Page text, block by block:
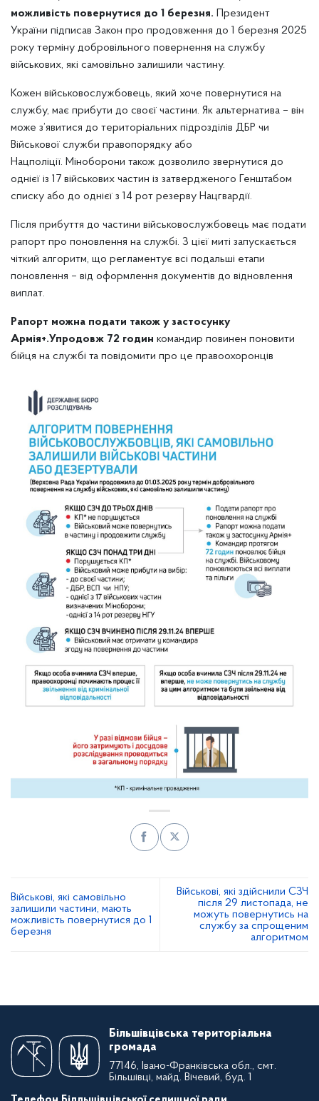
можливість повернутися до 1 березня.
Президент
України підписав Закон про продовження до 1 березня 2025
року терміну добровільного повернення на службу
військових, які самовільно залишили частину.
Кожен військовослужбовець, який хоче повернутися на
службу, має прибути до своєї частини. Як альтернатива – він
може з’явитися до територіальних підрозділів ДБР чи
Військової служби правопорядку або
Нацполіції. Міноборони також дозволило звернутися до
однієї із 17 військових частин із затвердженого Генштабом
списку або до однієї з 14 рот резерву Нацгвардії.
Після прибуття до частини військовослужбовець має подати
рапорт про поновлення на службі. З цієї миті запускається
чіткий алгоритм, що регламентує всі подальші етапи
поновлення – від оформлення документів до відновлення
виплат.
Рапорт можна подати також у застосунку
Армія+.Упродовж 72 годин командир повинен поновити
бійця на службі та повідомити про це правоохоронців
Військові, які самовільно
залишили частини, мають
можливість повернутися до 1
березня
Військові, які здійснили СЗЧ
після 29 листопада, не
можуть повернутись на
службу за спрощеним
алгоритмом
Більшівцівська територіальна
громада
77146, Івано-Франківська обл., смт.
Більшівці, майд. Вічевий, буд. 1